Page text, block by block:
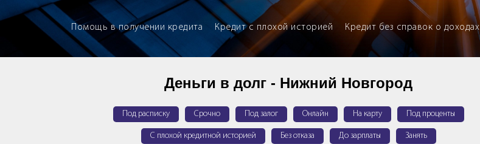
Помощь в получении кредита Кредит с плохой историей Кредит без справок о доходах
Деньги в долг - Нижний Новгород
Под расписку Срочно Под залог Онлайн На карту Под проценты
С плохой кредитной историей Без отказа До зарплаты Занять